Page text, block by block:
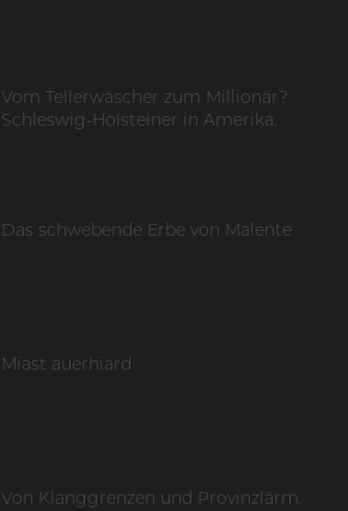
Vom Tellerwäscher zum Millionär?
Schleswig-Holsteiner in Amerika.
Das schwebende Erbe von Malente
Miast auerhiard
Von Klanggrenzen und Provinzlärm.